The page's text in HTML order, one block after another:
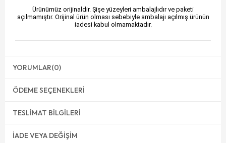
Ürünümüz orijinaldir. Şişe yüzeyleri ambalajlıdır ve paketi
açılmamıştır. Orijinal ürün olması sebebiyle ambalajı açılmış ürünün
iadesi kabul olmamaktadır.
YORUMLAR(0)
ÖDEME SEÇENEKLERI
TESLIMAT BILGILERI
İADE VEYA DEĞIŞIM